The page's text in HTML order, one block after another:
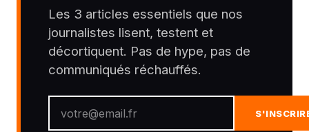
Les 3 articles essentiels que nos
journalistes lisent, testent et
décortiquent. Pas de hype, pas de
communiqués réchauffés.